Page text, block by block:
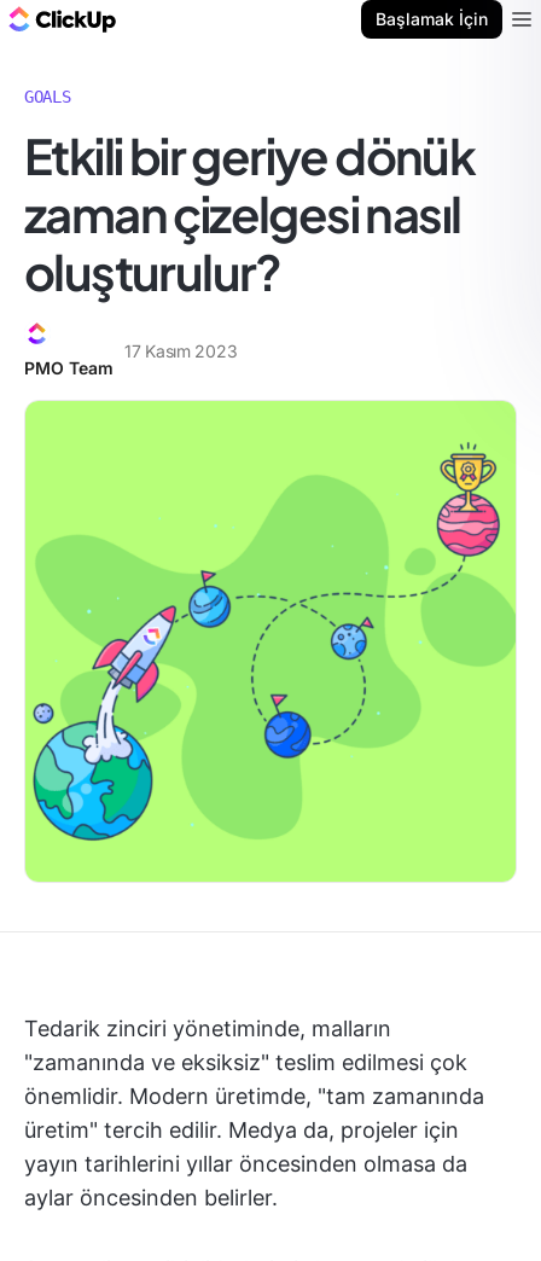
Başlamak İçin
GOALS
Etkili bir geriye dönük
zaman çizelgesi nasıl
oluşturulur?
PMO Team
17 Kasım 2023
Tedarik zinciri yönetiminde, malların
"zamanında ve eksiksiz" teslim edilmesi çok
önemlidir. Modern üretimde, "tam zamanında
üretim" tercih edilir. Medya da, projeler için
yayın tarihlerini yıllar öncesinden olmasa da
aylar öncesinden belirler.